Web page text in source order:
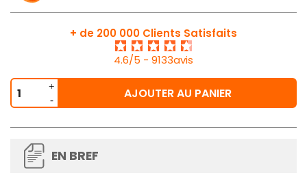
+ de 200 000 Clients Satisfaits
4.6/5 - 9133avis
AJOUTER AU PANIER
EN BREF